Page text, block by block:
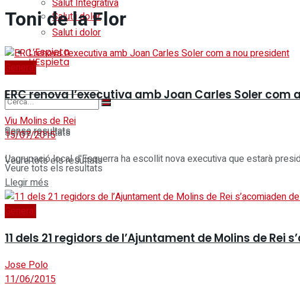
Salut i dolor
L’Espieta
Sense resultats
Veure tots els resultats
Salut Integrativa
Salut i dolor
L’Espieta
Sense resultats
Veure tots els resultats
Toni de la Flor
General
ERC renova l’executiva amb Joan Carles Soler com
Viu Molins de Rei
15/07/2015
L'agrupació local d'Esquerra ha escollit nova executiva que estarà
Llegir més
General
11 dels 21 regidors de l’Ajuntament de Molins de Rei
Jose Polo
11/06/2015